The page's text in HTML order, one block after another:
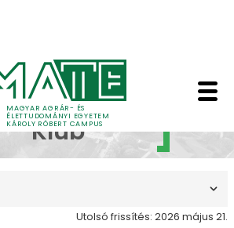
MAGYAR AGRÁR- ÉS
ÉLETTUDOMÁNYI EGYETEM
KÁROLY RÓBERT CAMPUS
Klub -
Klub
Utolsó frissítés: 2026 május 21.